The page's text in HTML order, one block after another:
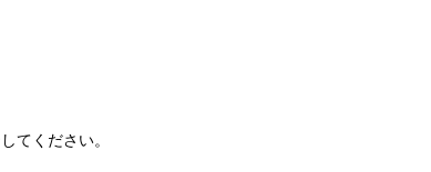
てください。